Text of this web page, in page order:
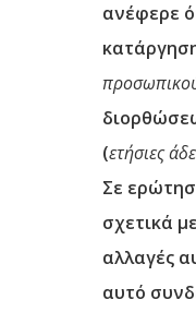
ανέφερε
(ετήσιες
Σε
σχετικά
αλλαγές
αυτό